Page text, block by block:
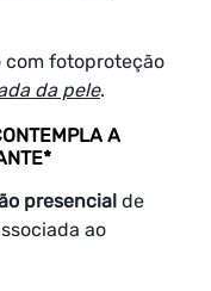
com fotoproteção
da pele.
A
presencial de
ao